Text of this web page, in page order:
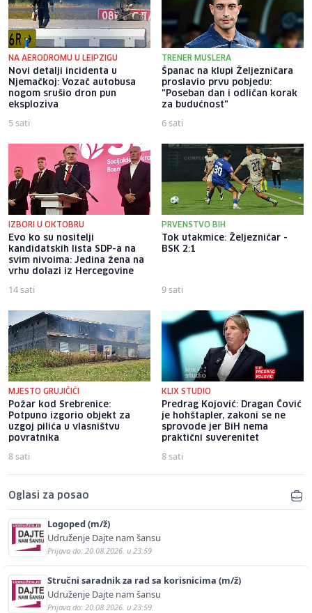
NA AERODROMU U LEIPZIGU
Novi detalji incidenta u
Njemačkoj: Vozač autobusa
nogom srušio dron pun
eksploziva
5 sati
TRENER MUSLERA
Španac na klupi Željezničara
proslavio prvu pobjedu:
"Poseban dan i odličan korak
za budućnost"
6 sati
IZBORI U OKTOBRU
Evo ko su nositelji
kandidatskih lista SDP-a na
svim nivoima: Jedina žena na
vrhu dolazi iz Hercegovine
14 sati
PRVENSTVO BIH
Tok utakmice: Željezničar -
BSK 2:1
9 sati
MJESTO GRUJIČIĆI
Požar kod Srebrenice:
Potpuno izgorio objekt za
uzgoj pilića u vlasništvu
povratnika
8 sati
KLIX STUDIO
Predrag Kojović: Dragan Čović
je hohštapler, zakoni se ne
sprovode jer BiH nema
praktični suverenitet
8 sati
Oglasi za posao
Logoped (m/ž)
Udruženje Dajte nam šansu
Prijava do: 20.08.2026. u 23:59
Stručni saradnik za rad sa korisnicima (m/ž)
Udruženje Dajte nam šansu
Prijava do: 20.08.2026. u 23:59